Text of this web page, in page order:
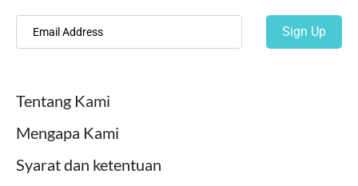
Sign Up
Tentang Kami
Mengapa Kami
Syarat dan ketentuan